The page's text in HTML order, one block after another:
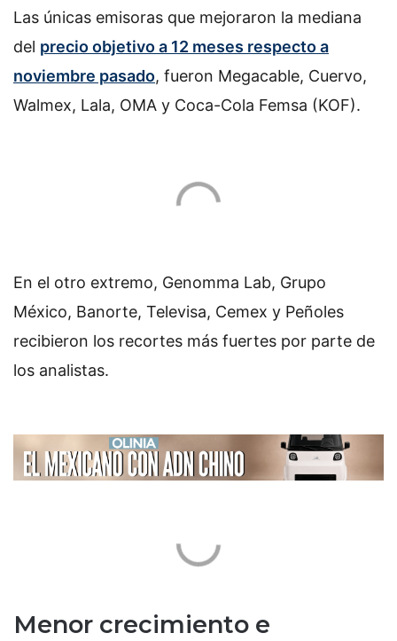
Las únicas emisoras que mejoraron la mediana
del precio objetivo a 12 meses respecto a
noviembre pasado, fueron Megacable, Cuervo,
Walmex, Lala, OMA y Coca-Cola Femsa (KOF).
En el otro extremo, Genomma Lab, Grupo
México, Banorte, Televisa, Cemex y Peñoles
recibieron los recortes más fuertes por parte de
los analistas.
Menor crecimiento e